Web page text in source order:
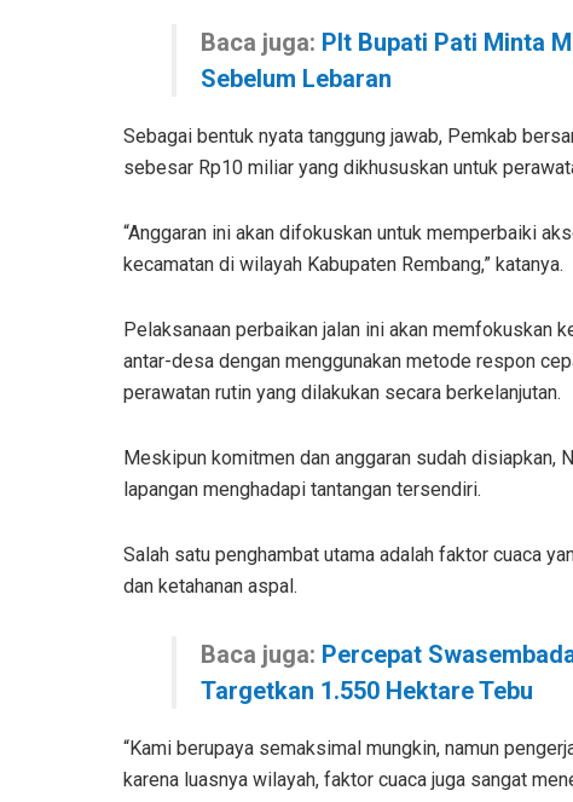
Baca juga: Plt Bupati Pati Minta
Sebelum Lebaran
Sebagai bentuk nyata tanggung jawab, Pemkab
sebesar Rp10 miliar yang dikhususkan untuk
“Anggaran ini akan difokuskan untuk memperbaiki
kecamatan di wilayah Kabupaten Rembang,” katanya.
Pelaksanaan perbaikan jalan ini akan memfokuskan
antar-desa dengan menggunakan metode respon
perawatan rutin yang dilakukan secara berkelanjutan.
Meskipun komitmen dan anggaran sudah disiapkan,
lapangan menghadapi tantangan tersendiri.
Salah satu penghambat utama adalah faktor cuaca
dan ketahanan aspal.
Baca juga: Percepat
Targetkan 1.550 Hektare Tebu
“Kami berupaya semaksimal mungkin, namun
karena luasnya wilayah, faktor cuaca juga sangat